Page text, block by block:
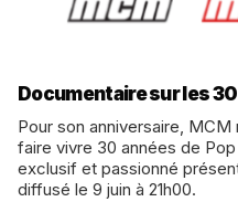
Documentaire sur les
Pour son anniversaire, MCM remonte le temps pour vous
faire vivre 30 années de
exclusif et passionné
diffusé le 9 juin à 21h00.